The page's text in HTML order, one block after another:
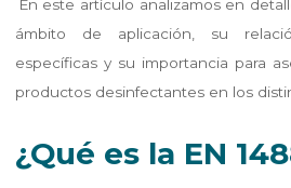
En este artículo analizamos en
ámbito de aplicación, su
específicas y su importancia para
productos desinfectantes en los
¿Qué es la EN